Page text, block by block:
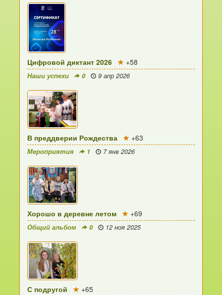
Цифровой диктант 2026 +58
Наши успехи 0 9 апр 2026
В преддверии Рождества +63
Мероприятия 1 7 янв 2026
Хорошо в деревне летом +69
Общий альбом 0 12 ноя 2025
С подругой +65